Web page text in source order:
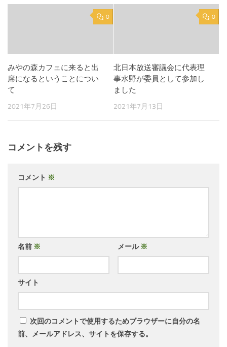
0
みやの森カフェに来ると出
席になるということについ
て
2021年7月26日
0
北日本放送審議会に代表理
事水野が委員として参加し
ました
2021年7月13日
コメントを残す
コメント ※
名前 ※ メール ※
サイト
次回のコメントで使用するためブラウザーに自分の名
前、メールアドレス、サイトを保存する。